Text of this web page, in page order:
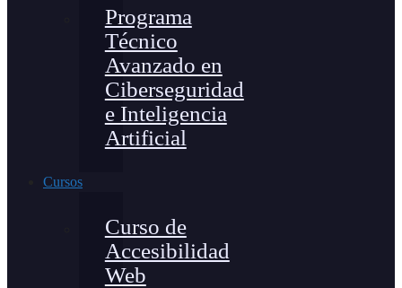
Programa
Técnico
Avanzado en
Ciberseguridad
e Inteligencia
Artificial
Cursos
Curso de
Accesibilidad
Web